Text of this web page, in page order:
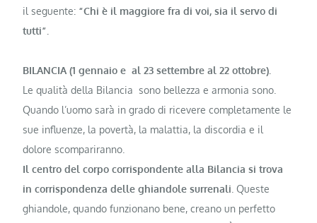
il seguente: “Chi è il maggiore fra di voi, sia il servo di
tutti”.
BILANCIA (1 gennaio e al 23 settembre al 22 ottobre).
Le qualità della Bi­lancia sono bellez­za e armonia sono.
Quando l’uomo sarà in grado di ricevere completamente le
sue influenze, la povertà, la malattia, la discordia e il
dolore scompariranno.
Il centro del corpo corrispondente alla Bilancia si trova
in corrispondenza delle ghiandole surrenali . Queste
ghiandole, quando funzionano bene, creano un perfetto